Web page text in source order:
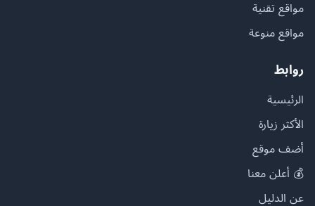
مواقع تقنية
مواقع منوعة
روابط
الرئيسية
الأكثر زيارة
أضف موقع
💰 أعلن معنا
عن الدليل